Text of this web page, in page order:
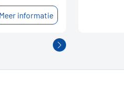
Meer informatie